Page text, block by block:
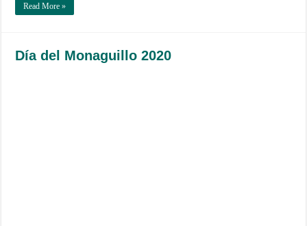
Read More »
Día del Monaguillo 2020